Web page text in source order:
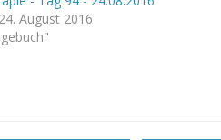
August 2016